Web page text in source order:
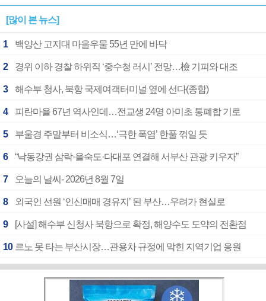
[많이 본 뉴스]
1 백양산 고지대 마을우물 55년 만에 바닥
2 경위 이하 경찰 하위직 ‘중수청 러시’ 전망…檢 기피와 대조
3 해수부 청사, 북항 국제여객터미널 옆에 선다(종합)
4 피란마을 67년 역사인데…전교생 24명 아미초 통폐합 기로
5 부울경 주말부터 비소식…‘극한 폭염’ 한풀 꺾일 듯
6 “낙동강권 삼락·을숙도·다대포 연결해 서부산 관광 키우자”
7 오늘의 날씨- 2026년 8월 7일
8 외국인 선원 ‘인신매매 경유지’ 된 부산…우려가 현실로
9 [사설] 해수부 신청사 북항으로 확정, 해양수도 도약의 전환점
10 르노 못 타는 부산시장…관용차 규정에 막힌 지역기업 응원